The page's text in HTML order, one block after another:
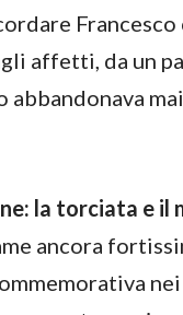
affetti, da un
abbandonava
la torciata e il
ancora